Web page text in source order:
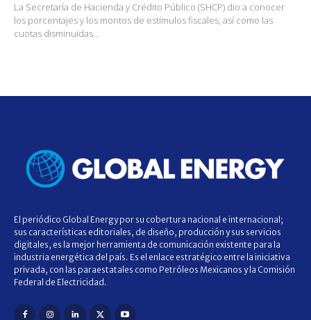
La Secretaría de Hacienda y Crédito Público (SHCP) dio a conocer
los porcentajes y los montos de estímulos fiscales, así como las
cuotas disminuidas...
El periódico Global Energy por su cobertura nacional e internacional;
sus características editoriales, de diseño, producción y sus servicios
digitales, es la mejor herramienta de comunicación existente para la
industria energética del país. Es el enlace estratégico entre la iniciativa
privada, con las paraestatales como Petróleos Mexicanos y la Comisión
Federal de Electricidad.